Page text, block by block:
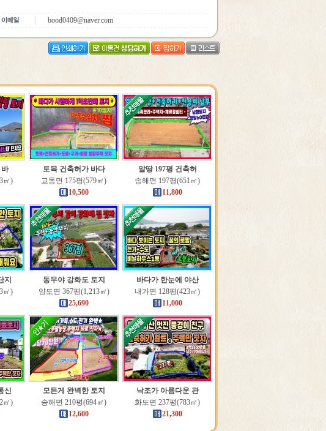
bood0409@naver.com
바
㎡)
토목 건축허가 바다
교동면 175평(579㎡)
10,500
알땅 197평 건축허
송해면 197평(651㎡)
11,800
지
㎡)
동무야 강화도 토지
양도면 367평(1,213㎡)
25,690
바다가 한눈에 야산
내가면 128평(423㎡)
11,000
신
㎡)
모든게 완벽한 토지
송해면 210평(694㎡)
12,600
낙조가 아름다운 관
화도면 237평(783㎡)
21,300